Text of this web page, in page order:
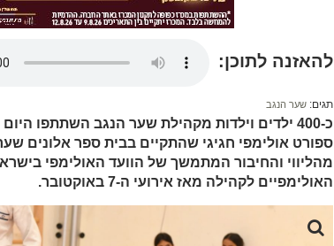
להאזנה לתוכן:
תגים: שער הנגב
כ-400 ילדים וילדות מקהילת שער הנגב השתתפו
ספורט אולימפי חגיגי שהתקיים בבית ספר אלונים
מהליווי והחיבור המתמשך של הוועד האולימפי
האולימפיים לקהילה מאז אירועי ה-7 באוקטובר.